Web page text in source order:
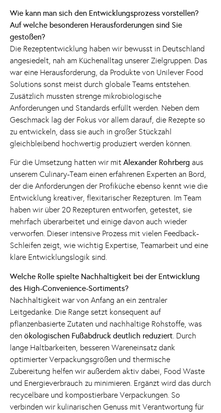
Wie kann man sich den Entwicklungsprozess vorstellen?
Auf welche besonderen Herausforderungen sind Sie
gestoßen?
Die Rezeptentwicklung haben wir bewusst in Deutschland
angesiedelt, nah am Küchenalltag unserer Zielgruppen. Das
war eine Herausforderung, da Produkte von Unilever Food
Solutions sonst meist durch globale Teams entstehen.
Zusätzlich mussten strenge mikrobiologische
Anforderungen und Standards erfüllt werden. Neben dem
Geschmack lag der Fokus vor allem darauf, die Rezepte so
zu entwickeln, dass sie auch in großer Stückzahl
gleichbleibend hochwertig produziert werden können.
Für die Umsetzung hatten wir mit Alexander Rohrberg aus
unserem Culinary-Team einen erfahrenen Experten an Bord,
der die Anforderungen der Profiküche ebenso kennt wie die
Entwicklung kreativer, flexitarischer Rezepturen. Im Team
haben wir über 20 Rezepturen entworfen, getestet, sie
mehrfach überarbeitet und einige davon auch wieder
verworfen. Dieser intensive Prozess mit vielen Feedback-
Schleifen zeigt, wie wichtig Expertise, Teamarbeit und eine
klare Entwicklungslogik sind.
Welche Rolle spielte Nachhaltigkeit bei der Entwicklung
des High-Convenience-Sortiments?
Nachhaltigkeit war von Anfang an ein zentraler
Leitgedanke. Die Range setzt konsequent auf
pflanzenbasierte Zutaten und nachhaltige Rohstoffe, was
den ökologischen Fußabdruck deutlich reduziert . Durch
lange Haltbarkeiten, besseren Wareneinsatz dank
optimierter Verpackungsgrößen und thermische
Zubereitung helfen wir außerdem aktiv dabei, Food Waste
und Energieverbrauch zu minimieren. Ergänzt wird das durch
recycelbare und kompostierbare Verpackungen. So
verbinden wir kulinarischen Genuss mit Verantwortung für